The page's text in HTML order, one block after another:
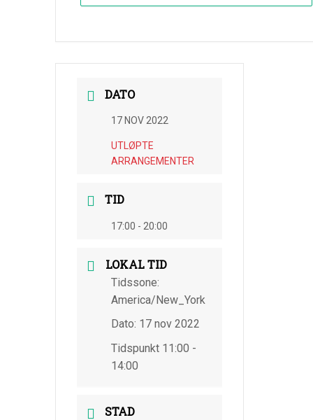
DATO
17 NOV 2022
UTLØPTE
ARRANGEMENTER
TID
17:00 - 20:00
LOKAL TID
Tidssone:
America/New_York
Dato: 17 nov 2022
Tidspunkt 11:00 -
14:00
STAD